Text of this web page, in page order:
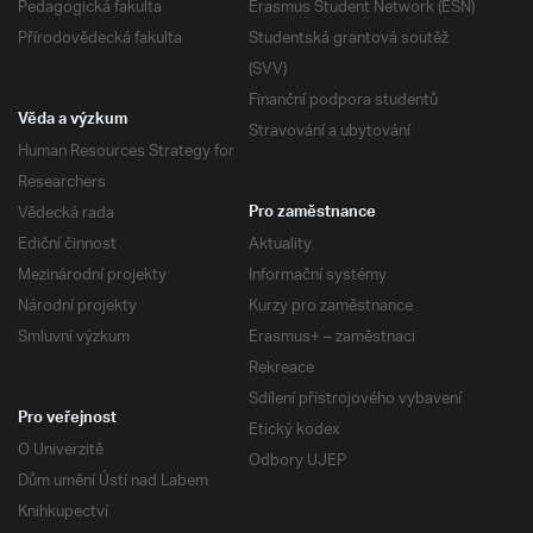
Pedagogická fakulta
Přírodovědecká fakulta
Erasmus Student Network (ESN)
Studentská grantová soutěž
(SVV)
Finanční podpora studentů
Stravování a ubytování
Věda a výzkum
Human Resources Strategy for
Researchers
Vědecká rada
Ediční činnost
Mezinárodní projekty
Národní projekty
Smluvní výzkum
Pro zaměstnance
Aktuality
Informační systémy
Kurzy pro zaměstnance
Erasmus+ – zaměstnaci
Rekreace
Sdílení přístrojového vybavení
Etický kodex
Odbory UJEP
Pro veřejnost
O Univerzitě
Dům umění Ústí nad Labem
Knihkupectví